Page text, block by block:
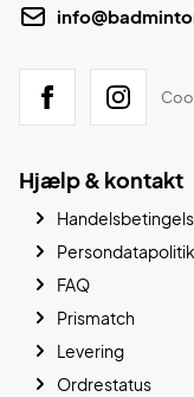
Hjælp & kontakt
Persondatapolitik
FAQ
Prismatch
Levering
Ordrestatus